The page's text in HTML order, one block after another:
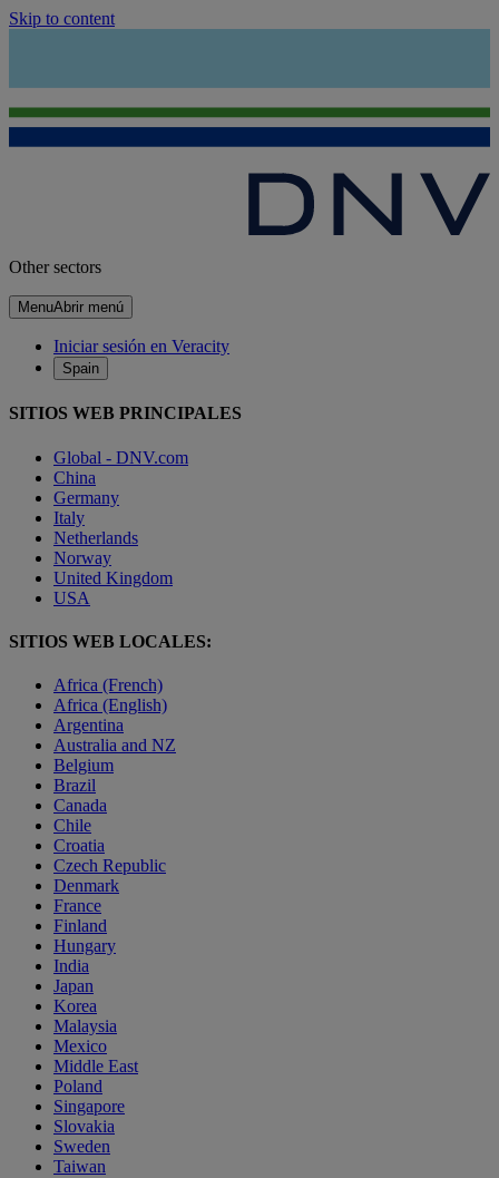
Skip to content
Other sectors
MenuAbrir menú
Iniciar sesión en Veracity
Spain
SITIOS WEB PRINCIPALES
Global - DNV.com
China
Germany
Italy
Netherlands
Norway
United Kingdom
USA
SITIOS WEB LOCALES:
Africa (French)
Africa (English)
Argentina
Australia and NZ
Belgium
Brazil
Canada
Chile
Croatia
Czech Republic
Denmark
France
Finland
Hungary
India
Japan
Korea
Malaysia
Mexico
Middle East
Poland
Singapore
Slovakia
Sweden
Taiwan